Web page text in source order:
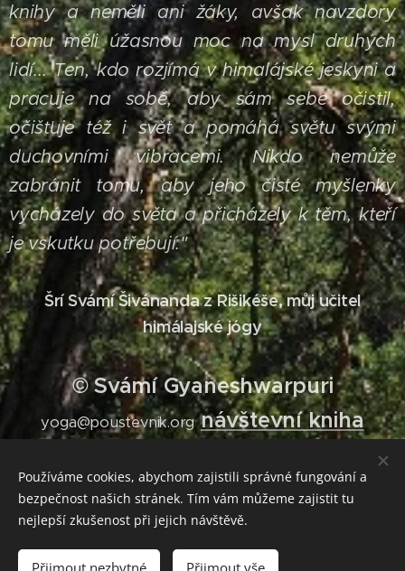
knihy a neměli ani žáky, avšak navzdory
tomu měli úžasnou moc na mysl druhých
lidí... Ten, kdo rozjímá v himalájské jeskyni a
pracuje na sobě, aby sám sebe očistil,
očišťuje též i svět a pomáhá světu svými
duchovními vibracemi. Nikdo nemůže
zabránit tomu, aby jeho čisté myšlenky
vycházely do světa a přicházely k těm, kteří
je vskutku potřebují."
Šrí Svámí Šivánanda z Rišikéše, můj učitel
himálajské jógy
© Svámí Gyaneshwarpuri
yoga@poustevnik.org návštevní kniha
NAHAM KARTA PRABHU DIP KARTA - Já
nejsem konající, On, Bůh, Věčné Mistrovo vědomí
je konající.
Používáme cookies, abychom zajistili správné fungování a
bezpečnost našich stránek. Tím vám můžeme zajistit tu
nejlepší zkušenost při jejich návštěvě.
Přijmout nezbytné Přijmout vše